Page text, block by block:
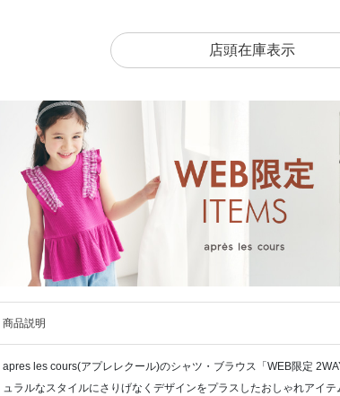
店頭在庫表示
商品説明
apres les cours(アプレレクール)のシャツ・ブラウス「WEB限定
ュラルなスタイルにさりげなくデザインをプラスしたおしゃれアイテ